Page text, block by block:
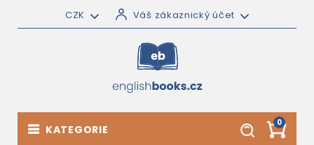
CZK Váš zákaznický účet
0
KATEGORIE